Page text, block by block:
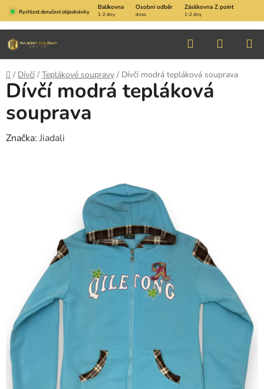
Přejít
na
obsah
Rychlost doručení objednávky
Balíkovna Osobní odběr Zásilkovna Z point
1-2 dny dnes 1-2 dny
Hledat
KOŠÍK
Domů
/ Dívčí / Teplákové soupravy / Dívčí modrá tepláková souprava
Dívčí modrá tepláková
souprava
Značka: Jiadali